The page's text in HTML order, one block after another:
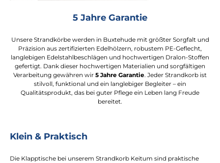
5 Jahre Garantie
Unsere Strandkörbe werden in Buxtehude mit größter Sorgfalt und
Präzision aus zertifizierten Edelhölzern, robustem PE-Geflecht,
langlebigen Edelstahlbeschlägen und hochwertigen Dralon-Stoffen
gefertigt. Dank dieser hochwertigen Materialien und sorgfältigen
Verarbeitung gewähren wir 5 Jahre Garantie. Jeder Strandkorb ist
stilvoll, funktional und ein langlebiger Begleiter – ein
Qualitätsprodukt, das bei guter Pflege ein Leben lang Freude
bereitet.
Klein & Praktisch
Die Klapptische bei unserem Strandkorb Keitum sind praktische